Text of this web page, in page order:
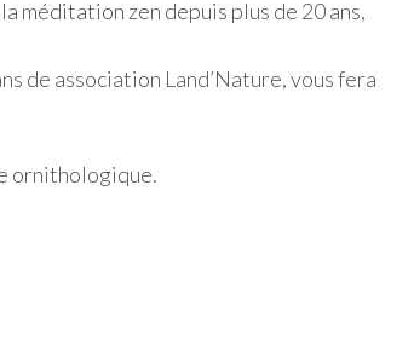
méditation zen depuis plus de 20 ans,
de association Land’Nature, vous fera
ornithologique.